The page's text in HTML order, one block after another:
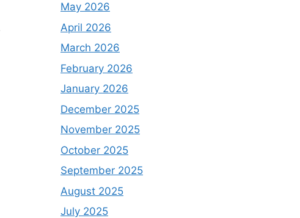
May 2026
April 2026
March 2026
February 2026
January 2026
December 2025
November 2025
October 2025
September 2025
August 2025
July 2025